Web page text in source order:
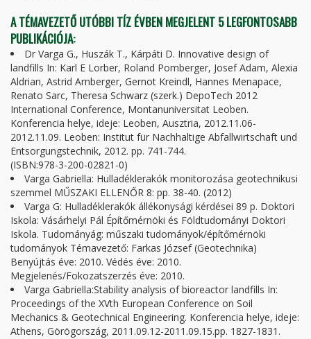
A TÉMAVEZETŐ UTÓBBI TÍZ ÉVBEN MEGJELENT 5 LEGFONTOSABB
PUBLIKÁCIÓJA:
Dr Varga G., Huszák T., Kárpáti D. Innovative design of
landfills In: Karl E Lorber, Roland Pomberger, Josef Adam, Alexia
Aldrian, Astrid Arnberger, Gernot Kreindl, Hannes Menapace,
Renato Sarc, Theresa Schwarz (szerk.) DepoTech 2012
International Conference, Montanuniversitat Leoben.
Konferencia helye, ideje: Leoben, Ausztria, 2012.11.06-
2012.11.09. Leoben: Institut für Nachhaltige Abfallwirtschaft und
Entsorgungstechnik, 2012. pp. 741-744.
(ISBN:978-3-200-02821-0)
Varga Gabriella: Hulladéklerakók monitorozása geotechnikusi
szemmel MŰSZAKI ELLENŐR 8: pp. 38-40. (2012)
Varga G: Hulladéklerakók állékonysági kérdései 89 p. Doktori
Iskola: Vásárhelyi Pál Építőmérnöki és Földtudományi Doktori
Iskola. Tudományág: műszaki tudományok/építőmérnöki
tudományok Témavezető: Farkas József (Geotechnika)
Benyújtás éve: 2010. Védés éve: 2010.
Megjelenés/Fokozatszerzés éve: 2010.
Varga Gabriella:Stability analysis of bioreactor landfills In:
Proceedings of the XVth European Conference on Soil
Mechanics & Geotechnical Engineering. Konferencia helye, ideje:
Athens, Görögország, 2011.09.12-2011.09.15.pp. 1827-1831.